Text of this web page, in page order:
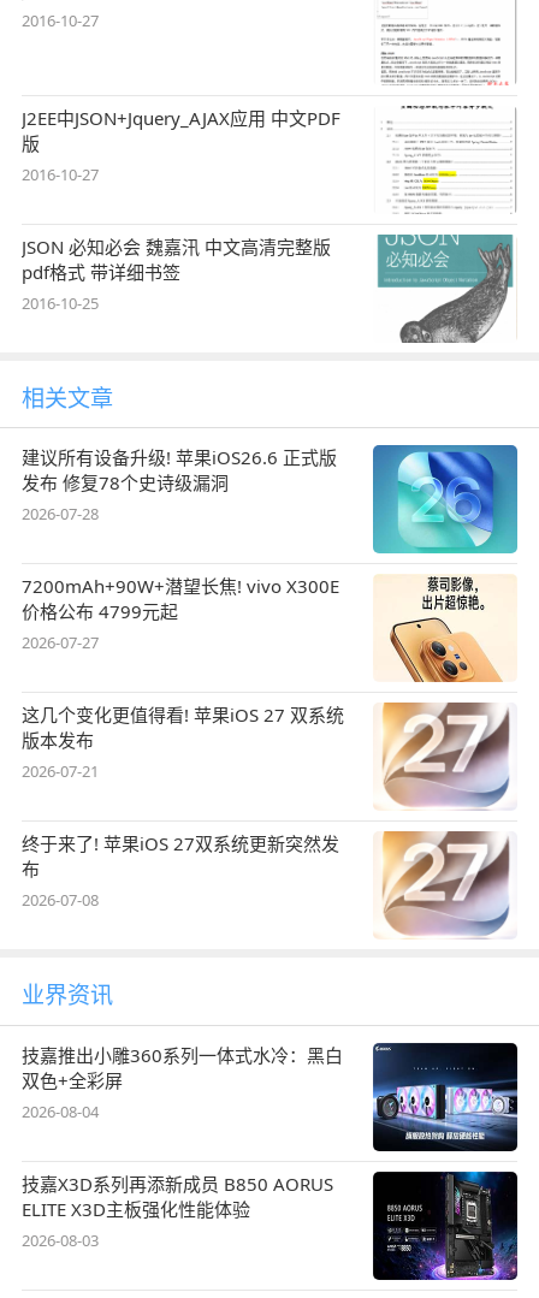
2016-10-27
J2EE中JSON+Jquery_AJAX应用 中文PDF
版
2016-10-27
JSON 必知必会 魏嘉汛 中文高清完整版
pdf格式 带详细书签
2016-10-25
相关文章
建议所有设备升级! 苹果iOS26.6 正式版
发布 修复78个史诗级漏洞
2026-07-28
7200mAh+90W+潜望长焦! vivo X300E
价格公布 4799元起
2026-07-27
这几个变化更值得看! 苹果iOS 27 双系统
版本发布
2026-07-21
终于来了! 苹果iOS 27双系统更新突然发
布
2026-07-08
业界资讯
技嘉推出小雕360系列一体式水冷：黑白
双色+全彩屏
2026-08-04
技嘉X3D系列再添新成员 B850 AORUS
ELITE X3D主板强化性能体验
2026-08-03